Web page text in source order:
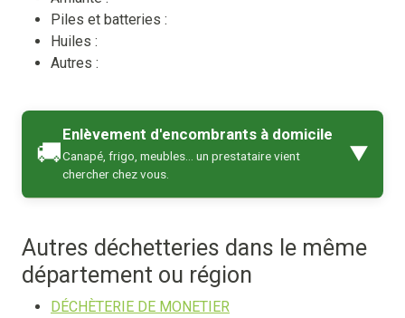
Piles et batteries :
Huiles :
Autres :
🚚
Enlèvement d'encombrants à domicile
Canapé, frigo, meubles… un prestataire vient
chercher chez vous.
▼
Autres déchetteries dans le même
département ou région
DÉCHÈTERIE DE MONETIER